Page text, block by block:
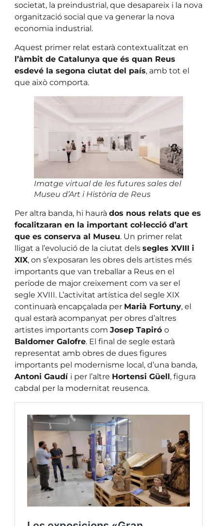
societat, la preindustrial, que desapareix i la nova
organització social que va generar la nova
economia industrial.
Aquest primer relat estarà contextualitzat en
l’àmbit de Catalunya que és quan Reus
esdevé la segona ciutat del país, amb tot el
que això comporta.
Imatge virtual de les futures sales del
Museu d’Art i Història de Reus
Per altra banda, hi haurà dos nous relats que es
focalitzaran en la important col·lecció d’art
que es conserva al Museu. Un primer relat
lligat a l’evolució de la ciutat dels segles XVIII i
XIX, on s’exposaran les obres dels artistes més
importants que van treballar a Reus en el
període de major creixement com va ser el
segle XVIII. L’activitat artística del segle XIX
continuarà encapçalada per Marià Fortuny, el
qual estarà acompanyat per obres d’altres
artistes importants com Josep Tapiró o
Baldomer Galofre. El final de segle estarà
representat amb obres de dues figures
importants pel modernisme local, d’una banda,
Antoni Gaudí i per l’altre Hortensi Güell, figura
cabdal per la modernitat reusenca.